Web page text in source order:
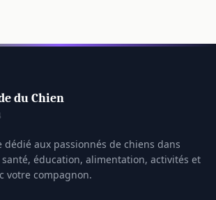
du Chien
aux passionnés de chiens dans
éducation, alimentation, activités et
votre compagnon.